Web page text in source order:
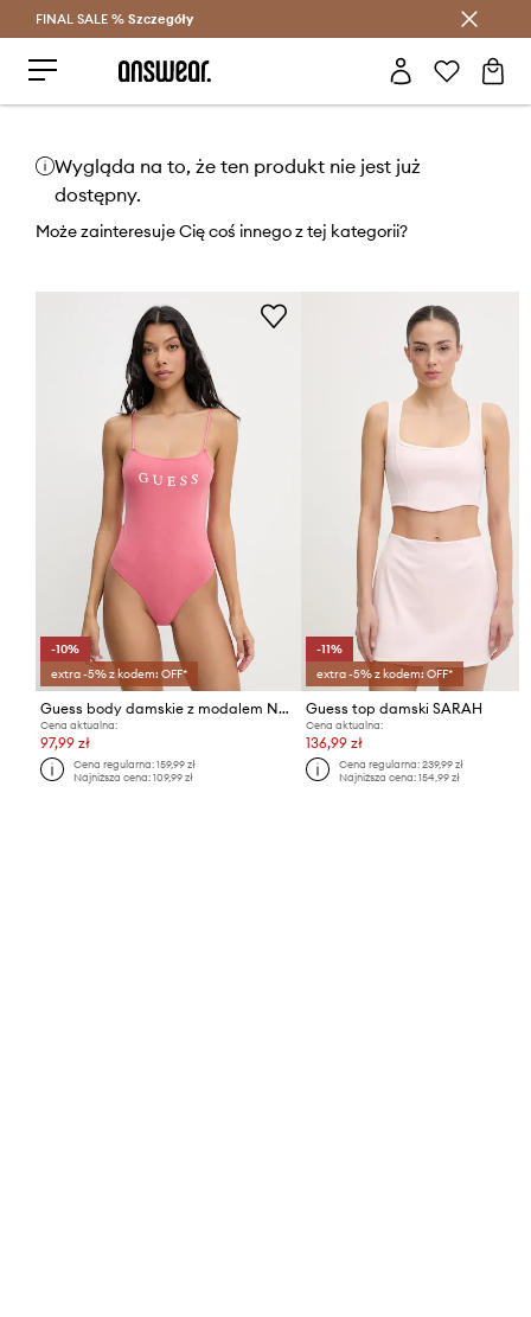
Oszczędzaj z Answear Club >
FINAL SALE % Szczegóły
Wygląda na to, że ten produkt nie jest już
dostępny.
Może zainteresuje Cię coś innego z tej kategorii?
-10%
extra -5% z kodem: OFF*
Guess body damskie z modalem NEW CARRIE
Cena aktualna:
97,99 zł
Cena regularna:159,99 zł
Najniższa cena:109,99 zł
-11%
extra -5% z kodem: OFF*
Guess top damski SARAH
Cena aktualna:
136,99 zł
Cena regularna: 239,99 zł
Najniższa cena: 154,99 zł